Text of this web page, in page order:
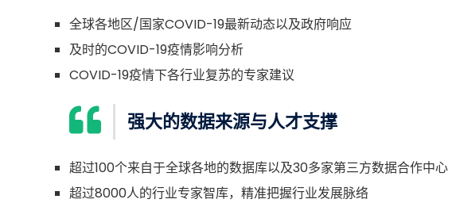
全球各地区/国家COVID-19最新动态以及政府响应
及时的COVID-19疫情影响分析
COVID-19疫情下各行业复苏的专家建议
强大的数据来源与人才支撑
超过100个来自于全球各地的数据库以及30多家第三方数据合作中心
超过8000人的行业专家智库，精准把握行业发展脉络